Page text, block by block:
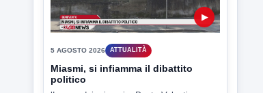
lL caso dei miasmi a Ponte Valentino
approda anche nel...